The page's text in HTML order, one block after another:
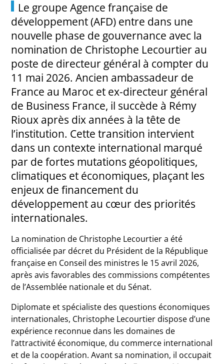
Le groupe Agence française de
développement (AFD) entre dans une
nouvelle phase de gouvernance avec la
nomination de Christophe Lecourtier au
poste de directeur général à compter du
11 mai 2026. Ancien ambassadeur de
France au Maroc et ex-directeur général
de Business France, il succède à Rémy
Rioux après dix années à la tête de
l’institution. Cette transition intervient
dans un contexte international marqué
par de fortes mutations géopolitiques,
climatiques et économiques, plaçant les
enjeux de financement du
développement au cœur des priorités
internationales.
La nomination de Christophe Lecourtier a été
officialisée par décret du Président de la République
française en Conseil des ministres le 15 avril 2026,
après avis favorables des commissions compétentes
de l’Assemblée nationale et du Sénat.
Diplomate et spécialiste des questions économiques
internationales, Christophe Lecourtier dispose d’une
expérience reconnue dans les domaines de
l’attractivité économique, du commerce international
et de la coopération. Avant sa nomination, il occupait